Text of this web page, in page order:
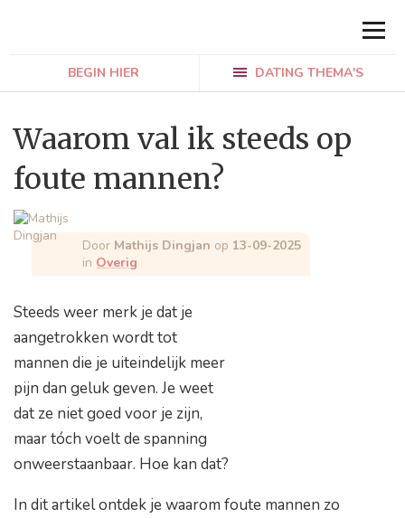
BEGIN HIER DATING THEMA'S
Waarom val ik steeds op
foute mannen?
Door Mathijs Dingjan op 13-09-2025
in Overig
Steeds weer merk je dat je
aangetrokken wordt tot
mannen die je uiteindelijk meer
pijn dan geluk geven. Je weet
dat ze niet goed voor je zijn,
maar tóch voelt de spanning
onweerstaanbaar. Hoe kan dat?
In dit artikel ontdek je waarom foute mannen zo